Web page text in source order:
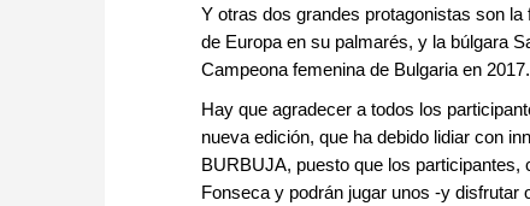
Y otras dos grandes protagonistas son
de Europa en su palmarés, y la búlgara
Campeona femenina de Bulgaria en
Hay que agradecer a todos los
nueva edición, que ha debido lidiar con
BURBUJA, puesto que los
Fonseca y podrán jugar unos -y disfrutar